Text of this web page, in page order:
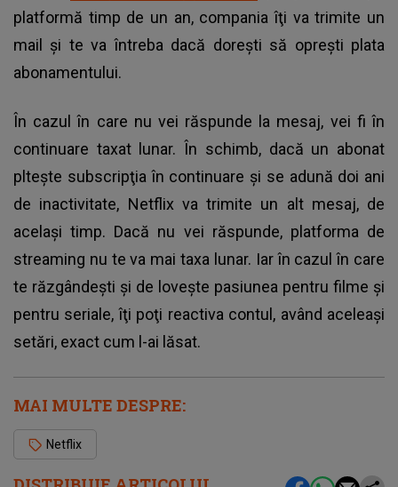
platformă timp de un an, compania îţi va trimite un
mail şi te va întreba dacă doreşti să opreşti plata
abonamentului.
În cazul în care nu vei răspunde la mesaj, vei fi în
continuare taxat lunar. În schimb, dacă un abonat
plteşte subscripţia în continuare şi se adună doi ani
de inactivitate, Netflix va trimite un alt mesaj, de
acelaşi timp. Dacă nu vei răspunde, platforma de
streaming nu te va mai taxa lunar. Iar în cazul în care
te răzgândeşti şi de loveşte pasiunea pentru filme şi
pentru seriale, îţi poţi reactiva contul, având aceleaşi
setări, exact cum l-ai lăsat.
MAI MULTE DESPRE:
Netflix